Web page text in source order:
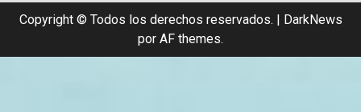
Copyright © Todos los derechos reservados. | DarkNews
por AF themes.